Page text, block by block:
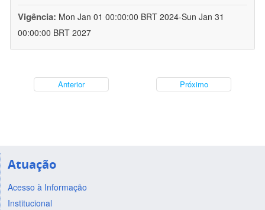
Vigência: Mon Jan 01 00:00:00 BRT 2024-Sun Jan 31
00:00:00 BRT 2027
Anterior Próximo
Atuação
Acesso à Informação
Institucional